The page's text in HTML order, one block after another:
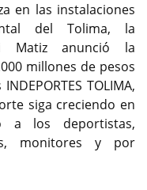
en las instalaciones
del Tolima, la
Matiz anunció la
millones de pesos
TOLIMA,
siga creciendo en
a los deportistas,
monitores y por